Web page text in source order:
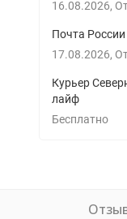
16.08.2026
Почта России
17.08.2026
Курьер
лайф
Бесплатно